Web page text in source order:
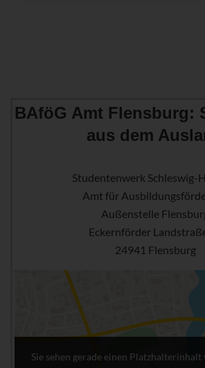
BAföG Amt Flensburg:
aus dem
Studentenwerk Schleswig-
Amt für
Außenstelle
Eckernförder
24941 Flensburg
Sie sehen gerade einen Platzhalterinhalt